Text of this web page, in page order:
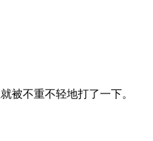
被不重不轻地打了一下。